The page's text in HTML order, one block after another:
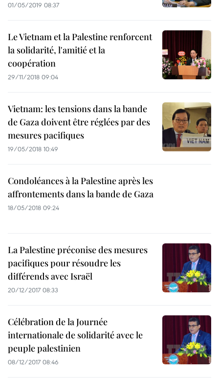
01/05/2019 08:37
Le Vietnam et la Palestine renforcent
la solidarité, l'amitié et la
coopération
29/11/2018 09:04
Vietnam: les tensions dans la bande
de Gaza doivent être réglées par des
mesures pacifiques
19/05/2018 10:49
Condoléances à la Palestine après les
affrontements dans la bande de Gaza
18/05/2018 09:24
La Palestine préconise des mesures
pacifiques pour résoudre les
différends avec Israël
20/12/2017 08:33
Célébration de la Journée
internationale de solidarité avec le
peuple palestinien
08/12/2017 08:46